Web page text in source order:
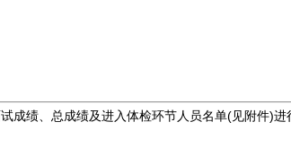
成绩、总成绩及进入体检环节人员名单(见附件)进